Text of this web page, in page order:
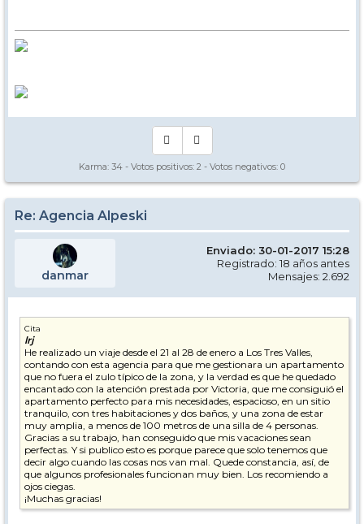
Karma: 34 - Votos positivos: 2 - Votos negativos: 0
Re: Agencia Alpeski
danmar
Enviado: 30-01-2017 15:28
Registrado: 18 años antes
Mensajes: 2.692
Cita
lrj
He realizado un viaje desde el 21 al 28 de enero a Los Tres Valles,
contando con esta agencia para que me gestionara un apartamento
que no fuera el zulo típico de la zona, y la verdad es que he quedado
encantado con la atención prestada por Victoria, que me consiguió el
apartamento perfecto para mis necesidades, espacioso, en un sitio
tranquilo, con tres habitaciones y dos baños, y una zona de estar
muy amplia, a menos de 100 metros de una silla de 4 personas.
Gracias a su trabajo, han conseguido que mis vacaciones sean
perfectas. Y si publico esto es porque parece que solo tenemos que
decir algo cuando las cosas nos van mal. Quede constancia, así, de
que algunos profesionales funcionan muy bien. Los recomiendo a
ojos ciegas.
¡Muchas gracias!